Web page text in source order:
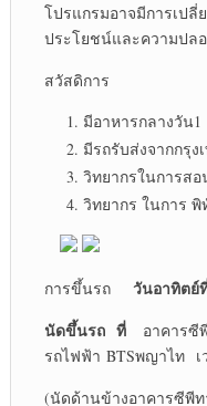
โปรแกรมอาจมีการเป
ประโยชน์และความปล
สวัสดิการ
มีอาหารกลางวัน1
มีรถรับส่งจากกรุง
วิทยากรในการสอ
วิทยากร ในการ พิ
การขึ้นรถ
วันอาทิตย์
นัดขึ้นรถ ที่
อาคารซี
รถไฟฟ้า BTSพญาไท เ
(นัดด้านข้างอาคารซีพีท